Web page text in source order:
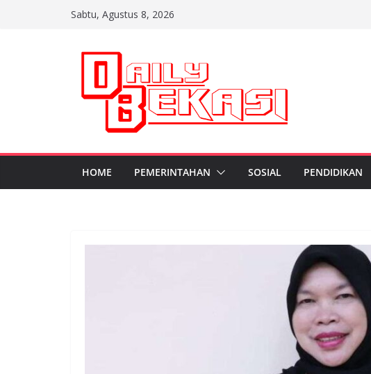
Sabtu, Agustus 8, 2026
HOME PEMERINTAHAN SOSIAL PENDIDIKAN